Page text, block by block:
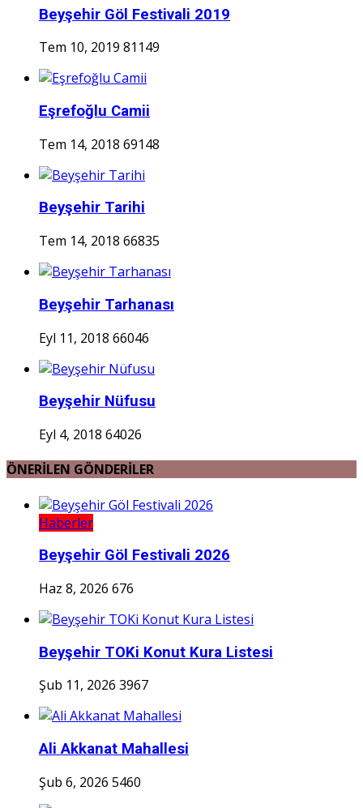
Beyşehir Göl Festivali 2019
Tem 10, 2019 81149
Eşrefoğlu Camii
Tem 14, 2018 69148
Beyşehir Tarihi
Tem 14, 2018 66835
Beyşehir Tarhanası
Eyl 11, 2018 66046
Beyşehir Nüfusu
Eyl 4, 2018 64026
ÖNERİLEN GÖNDERİLER
Haberler
Beyşehir Göl Festivali 2026
Haz 8, 2026 676
Beyşehir TOKi Konut Kura Listesi
Şub 11, 2026 3967
Ali Akkanat Mahallesi
Şub 6, 2026 5460